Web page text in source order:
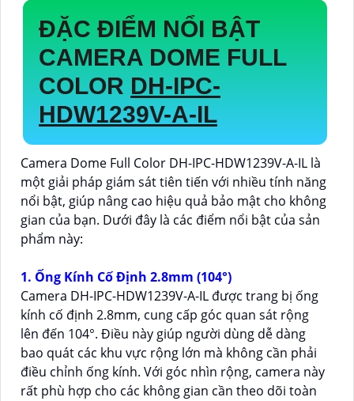
ĐẶC ĐIỂM NỔI BẬT
CAMERA DOME FULL
COLOR DH-IPC-
HDW1239V-A-IL
Camera Dome Full Color DH-IPC-HDW1239V-A-IL là
một giải pháp giám sát tiên tiến với nhiều tính năng
nổi bật, giúp nâng cao hiệu quả bảo mật cho không
gian của bạn. Dưới đây là các điểm nổi bật của sản
phẩm này:
1. Ống Kính Cố Định 2.8mm (104°)
Camera DH-IPC-HDW1239V-A-IL được trang bị ống
kính cố định 2.8mm, cung cấp góc quan sát rộng
lên đến 104°. Điều này giúp người dùng dễ dàng
bao quát các khu vực rộng lớn mà không cần phải
điều chỉnh ống kính. Với góc nhìn rộng, camera này
rất phù hợp cho các không gian cần theo dõi toàn